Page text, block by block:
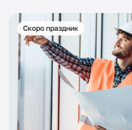
Скоро праздник